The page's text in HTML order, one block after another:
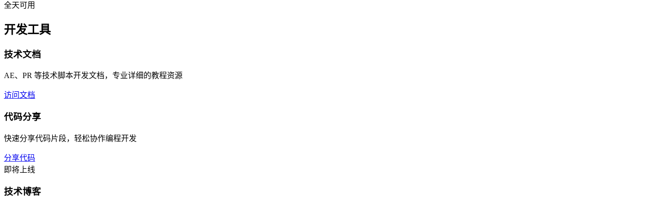
全天可用
开发工具
技术文档
AE、PR 等技术脚本开发文档，专业详细的教程资源
访问文档
代码分享
快速分享代码片段，轻松协作编程开发
分享代码
即将上线
技术博客